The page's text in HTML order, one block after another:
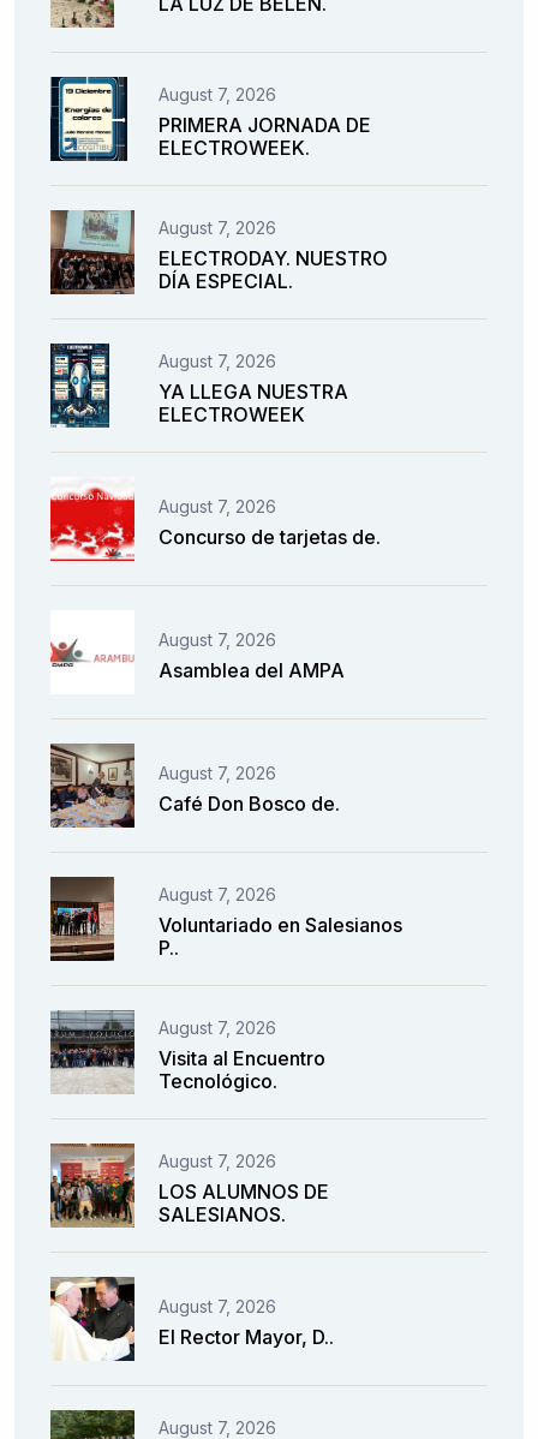
August 7, 2026
PRIMERA JORNADA DE
ELECTROWEEK.
August 7, 2026
ELECTRODAY. NUESTRO
DÍA ESPECIAL.
August 7, 2026
YA LLEGA NUESTRA
ELECTROWEEK
August 7, 2026
Concurso de tarjetas de.
August 7, 2026
Asamblea del AMPA
August 7, 2026
Café Don Bosco de.
August 7, 2026
Voluntariado en Salesianos
P..
August 7, 2026
Visita al Encuentro
Tecnológico.
August 7, 2026
LOS ALUMNOS DE
SALESIANOS.
August 7, 2026
El Rector Mayor, D..
August 7, 2026